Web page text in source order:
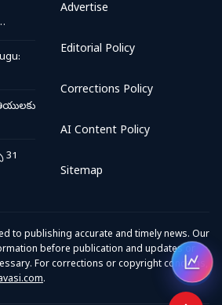
31
Advertise
Editorial Policy
Corrections Policy
AI Content Policy
Sitemap
to publishing accurate and timely news. Our
before publication and updates or
For corrections or copyright concerns,
.